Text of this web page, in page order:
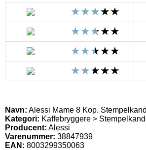
Navn: Alessi Mame 8 Kop.
Kategori: Kaffebryggere >
Producent: Alessi
Varenummer: 38847939
EAN: 8003299350063